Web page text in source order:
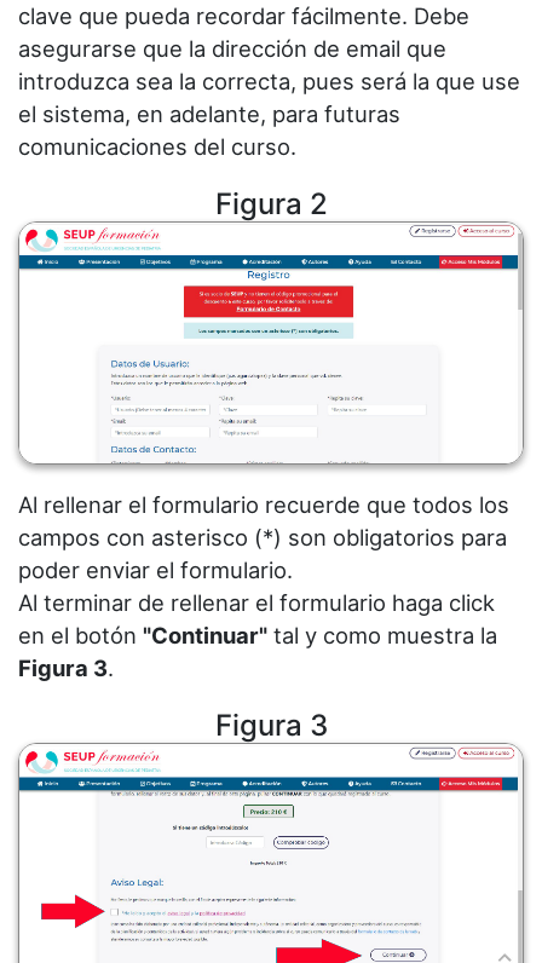
clave que pueda recordar fácilmente. Debe
asegurarse que la dirección de email que
introduzca sea la correcta, pues será la que use
el sistema, en adelante, para futuras
comunicaciones del curso.
Figura 2
Al rellenar el formulario recuerde que todos los
campos con asterisco (*) son obligatorios para
poder enviar el formulario.
Al terminar de rellenar el formulario haga click
en el botón "Continuar" tal y como muestra la
Figura 3.
Figura 3